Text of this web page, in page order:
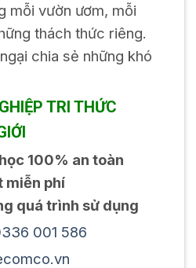
mỗi vườn ươm, mỗi
thách thức riêng.
chia sẻ những khó
TRI THỨC
100% an toàn
miễn phí
quá trình sử dụng
001 586